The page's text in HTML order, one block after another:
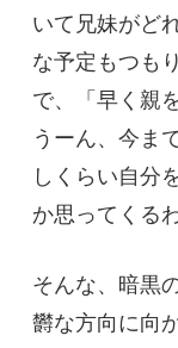
いて兄妹がど
な予定もつも
で、「早く親
うーん、今ま
しくらい自分
か思ってくる
そんな、暗黒
欝な方向に向